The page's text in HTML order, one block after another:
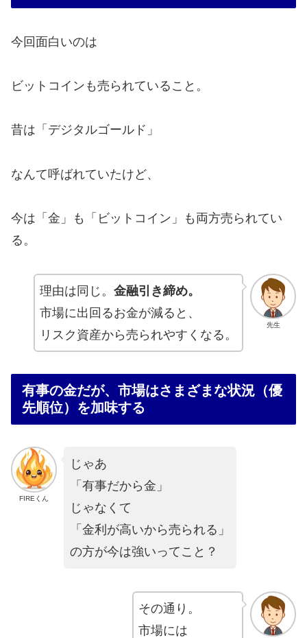
今回面白いのは
ビットコインも売られていること。
昔は「デジタルゴールド」
なんて呼ばれていたけど、
今は「金」も「ビットコイン」も両方売られてい
る。
先生
理由は同じ。金融引き締め。
市場に出回るお金が減ると、
リスク資産から売られやすくなる。
有事の金だが、市場はさまざまな状況（優
先順位）を加味する
FIREくん
じゃあ
「有事だから金」
じゃなくて
「金利が高いから売られる」
の方が今は強いってこと？
その通り。
市場には